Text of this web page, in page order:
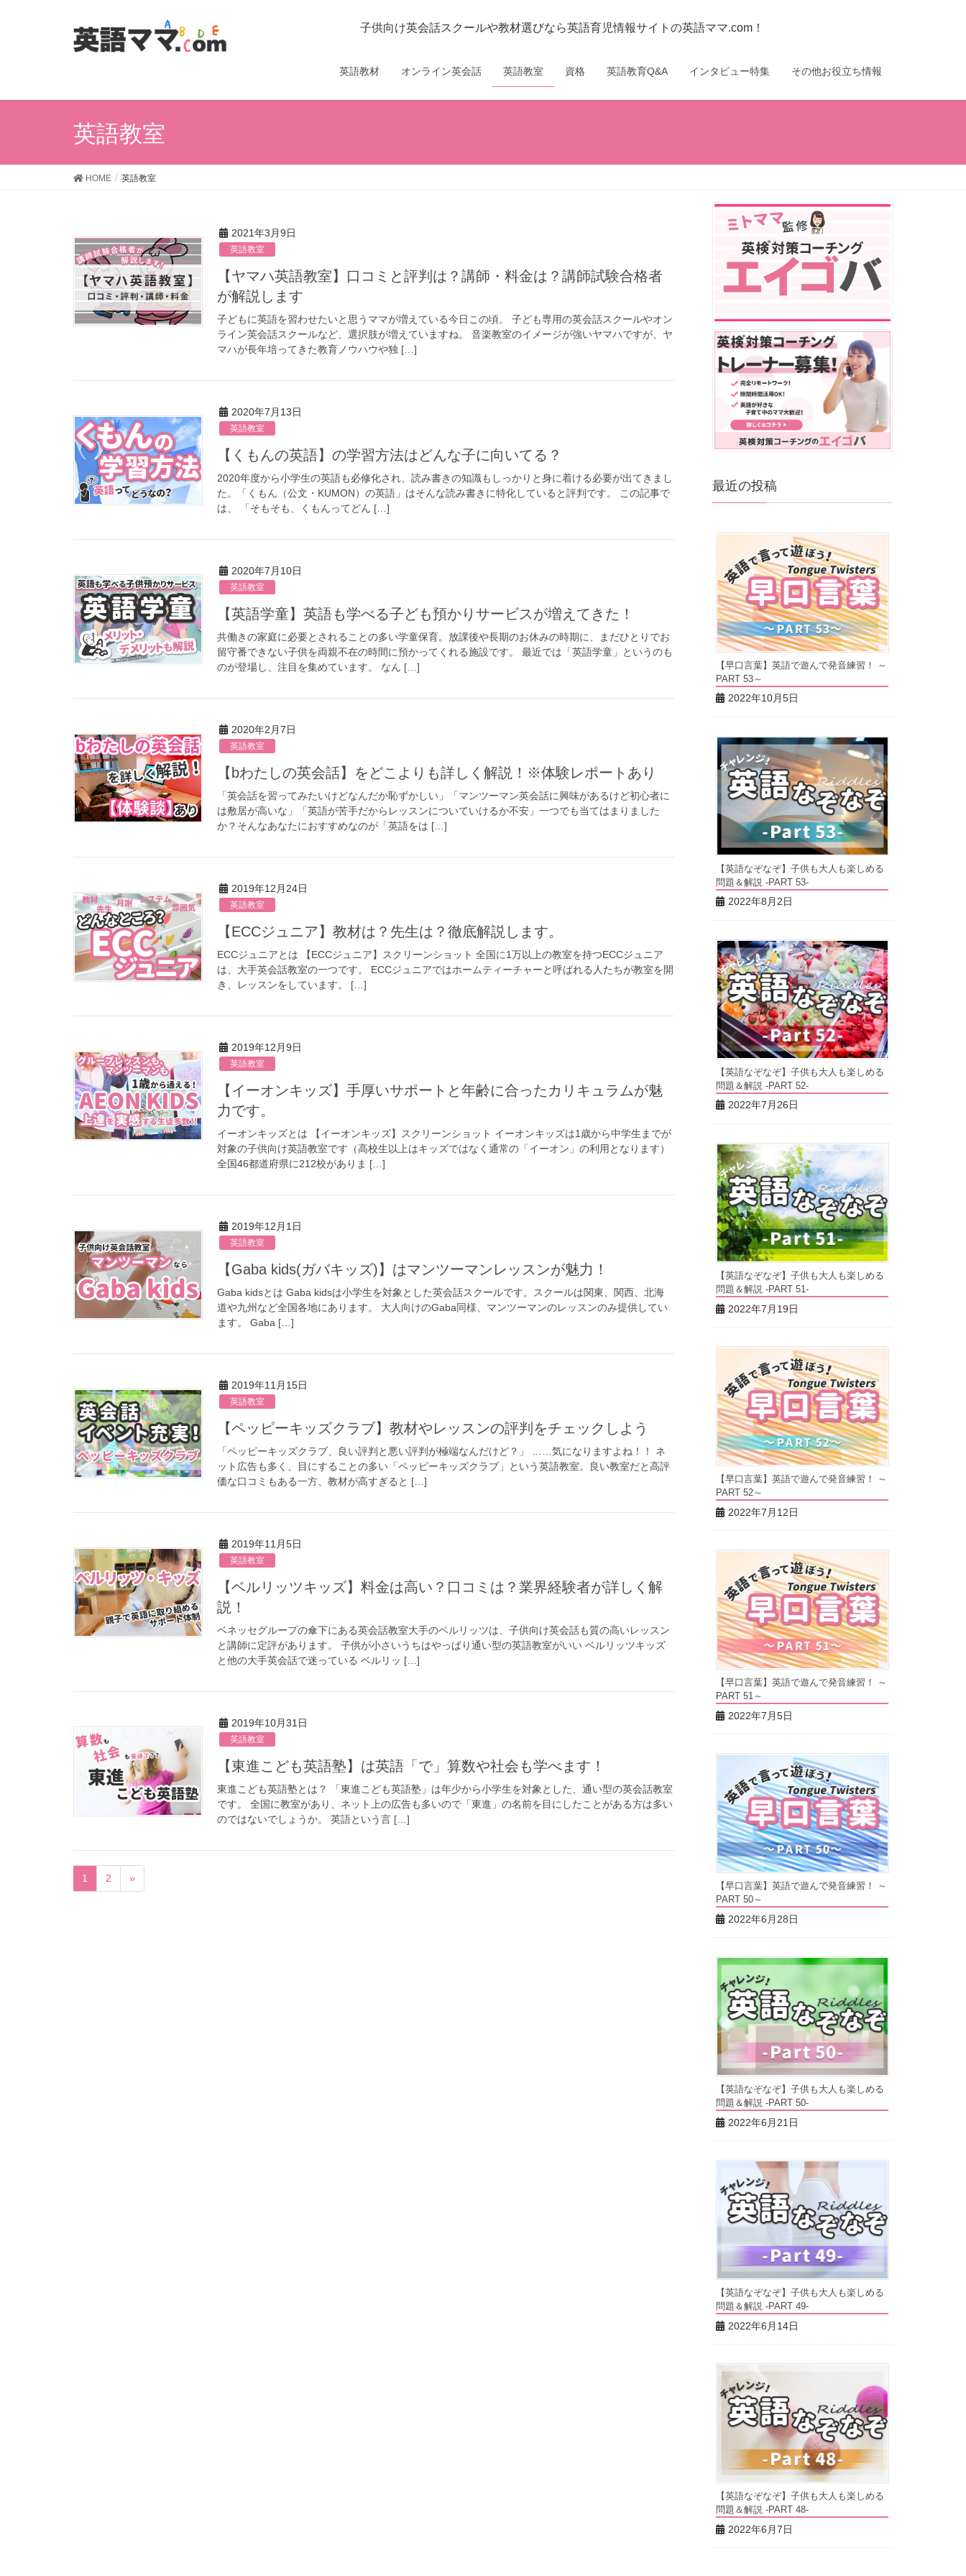
子供向け英会話スクールや教材選びなら英語育児情報サイトの英語ママ.com！
英語教材 オンライン英会話 英語教室 資格 英語教育Q&A インタビュー特集 その他お役立ち情報
英語教室
HOME 英語教室
2021年3月9日
英語教室
【ヤマハ英語教室】口コミと評判は？講師・料金は？講師試験合格者
が解説します
子どもに英語を習わせたいと思うママが増えている今日この頃。 子ども専用の英会話スクールやオン
ライン英会話スクールなど、選択肢が増えていますね。 音楽教室のイメージが強いヤマハですが、ヤ
マハが長年培ってきた教育ノウハウや独 […]
2020年7月13日
英語教室
【くもんの英語】の学習方法はどんな子に向いてる？
2020年度から小学生の英語も必修化され、読み書きの知識もしっかりと身に着ける必要が出てきまし
た。「くもん（公文・KUMON）の英語」はそんな読み書きに特化していると評判です。 この記事で
は、 「そもそも、くもんってどん […]
2020年7月10日
英語教室
【英語学童】英語も学べる子ども預かりサービスが増えてきた！
共働きの家庭に必要とされることの多い学童保育。放課後や長期のお休みの時期に、まだひとりでお
留守番できない子供を両親不在の時間に預かってくれる施設です。 最近では「英語学童」というのも
のが登場し、注目を集めています。 なん […]
2020年2月7日
英語教室
【bわたしの英会話】をどこよりも詳しく解説！※体験レポートあり
「英会話を習ってみたいけどなんだか恥ずかしい」「マンツーマン英会話に興味があるけど初心者に
は敷居が高いな」「英語が苦手だからレッスンについていけるか不安」一つでも当てはまりました
か？そんなあなたにおすすめなのが「英語をは […]
2019年12月24日
英語教室
【ECCジュニア】教材は？先生は？徹底解説します。
ECCジュニアとは 【ECCジュニア】スクリーンショット 全国に1万以上の教室を持つECCジュニア
は、大手英会話教室の一つです。 ECCジュニアではホームティーチャーと呼ばれる人たちが教室を開
き、レッスンをしています。 […]
2019年12月9日
英語教室
【イーオンキッズ】手厚いサポートと年齢に合ったカリキュラムが魅
力です。
イーオンキッズとは 【イーオンキッズ】スクリーンショット イーオンキッズは1歳から中学生までが
対象の子供向け英語教室です（高校生以上はキッズではなく通常の「イーオン」の利用となります）
全国46都道府県に212校がありま […]
2019年12月1日
英語教室
【Gaba kids(ガバキッズ)】はマンツーマンレッスンが魅力！
Gaba kidsとは Gaba kidsは小学生を対象とした英会話スクールです。スクールは関東、関西、北海
道や九州など全国各地にあります。 大人向けのGaba同様、マンツーマンのレッスンのみ提供してい
ます。 Gaba […]
2019年11月15日
英語教室
【ペッピーキッズクラブ】教材やレッスンの評判をチェックしよう
「ペッピーキッズクラブ、良い評判と悪い評判が極端なんだけど？」 ……気になりますよね！！ ネ
ット広告も多く、目にすることの多い「ペッピーキッズクラブ」という英語教室。良い教室だと高評
価な口コミもある一方、教材が高すぎると […]
2019年11月5日
英語教室
【ベルリッツキッズ】料金は高い？口コミは？業界経験者が詳しく解
説！
ベネッセグループの傘下にある英会話教室大手のベルリッツは、子供向け英会話も質の高いレッスン
と講師に定評があります。 子供が小さいうちはやっぱり通い型の英語教室がいい ベルリッツキッズ
と他の大手英会話で迷っている ベルリッ […]
2019年10月31日
英語教室
【東進こども英語塾】は英語「で」算数や社会も学べます！
東進こども英語塾とは？ 「東進こども英語塾」は年少から小学生を対象とした、通い型の英会話教室
です。 全国に教室があり、ネット上の広告も多いので「東進」の名前を目にしたことがある方は多い
のではないでしょうか。 英語という言 […]
1 2 »
最近の投稿
【早口言葉】英語で遊んで発音練習！ ～
PART 53～
2022年10月5日
【英語なぞなぞ】子供も大人も楽しめる
問題＆解説 -PART 53-
2022年8月2日
【英語なぞなぞ】子供も大人も楽しめる
問題＆解説 -PART 52-
2022年7月26日
【英語なぞなぞ】子供も大人も楽しめる
問題＆解説 -PART 51-
2022年7月19日
【早口言葉】英語で遊んで発音練習！ ～
PART 52～
2022年7月12日
【早口言葉】英語で遊んで発音練習！ ～
PART 51～
2022年7月5日
【早口言葉】英語で遊んで発音練習！ ～
PART 50～
2022年6月28日
【英語なぞなぞ】子供も大人も楽しめる
問題＆解説 -PART 50-
2022年6月21日
【英語なぞなぞ】子供も大人も楽しめる
問題＆解説 -PART 49-
2022年6月14日
【英語なぞなぞ】子供も大人も楽しめる
問題＆解説 -PART 48-
2022年6月7日